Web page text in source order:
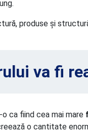
produse și
va fi
ca fiind cea mai mare
o cantitate